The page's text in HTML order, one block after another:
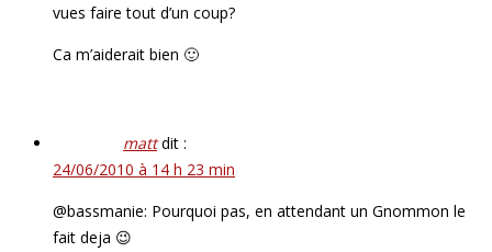
vues faire tout d’un coup?
Ca m’aiderait bien 🙂
matt dit :
24/06/2010 à 14 h 23 min
@bassmanie: Pourquoi pas, en attendant un Gnommon le
fait deja 😉